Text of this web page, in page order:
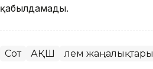
қабылдамады.
Сот АҚШ Әлем жаңалықтары